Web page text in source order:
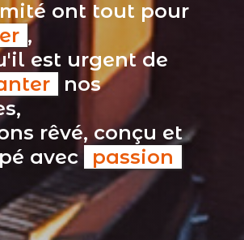
ont tout pour
,
est urgent de
nos
rêvé, conçu et
avec passion